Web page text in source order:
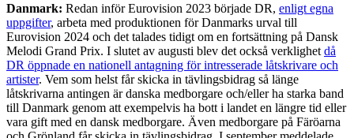
Danmark: Redan inför Eurovision 2023 började DR, enligt egna
uppgifter, arbeta med produktionen för Danmarks urval till
Eurovision 2024 och det talades tidigt om en fortsättning på Dansk
Melodi Grand Prix. I slutet av augusti blev det också verklighet då
DR öppnade en nationell antagning för intresserade låtskrivare och
artister. Vem som helst får skicka in tävlingsbidrag så länge
låtskrivarna antingen är danska medborgare och/eller ha starka band
till Danmark genom att exempelvis ha bott i landet en längre tid eller
vara gift med en dansk medborgare. Även medborgare på Färöarna